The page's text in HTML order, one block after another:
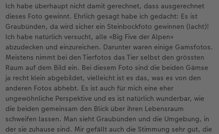
Ich habe überhaupt nicht damit gerechnet, dass ausgerechnet
dieses Foto gewinnt. Ehrlich gesagt habe ich gedacht: Es ist
Graubünden, da wird sicher ein Steinbockfoto gewinnen (lacht)!
Ich habe natürlich versucht, alle «Big Five der Alpen»
abzudecken und einzureichen. Darunter waren einige Gamsfotos.
Meistens nimmt bei den Tierfotos das Tier selbst den grössten
Raum auf dem Bild ein. Bei diesem Foto sind die beiden Gämse
ja recht klein abgebildet, vielleicht ist es das, was es von den
anderen Fotos abhebt. Es ist auch für mich eine eher
ungewöhnliche Perspektive und es ist natürlich wunderbar, wie
die beiden gemeinsam den Blick über ihren Lebensraum
schweifen lassen. Man sieht Graubünden und die Umgebung, in
der sie zuhause sind. Mir gefällt auch die Stimmung sehr gut, die